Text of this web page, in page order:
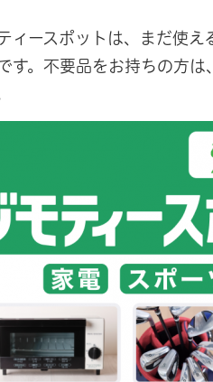
ィースポットは、まだ使
す。不要品をお持ちの方